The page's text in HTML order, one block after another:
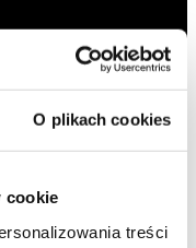
O plikach cookies
cookie
treści
Szpilka